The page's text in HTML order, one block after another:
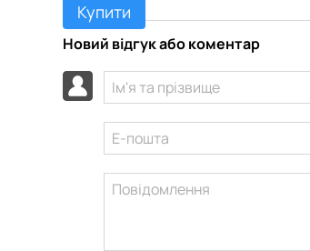
Купити
Новий відгук або коментар